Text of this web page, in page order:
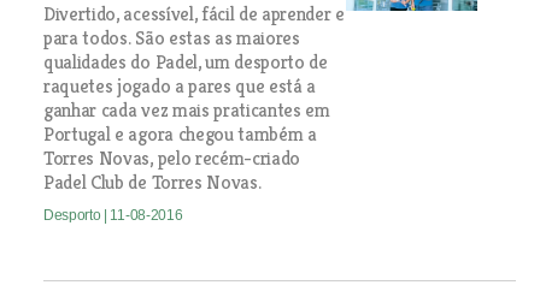
Divertido, acessível, fácil de aprender e
para todos. São estas as maiores
qualidades do Padel, um desporto de
raquetes jogado a pares que está a
ganhar cada vez mais praticantes em
Portugal e agora chegou também a
Torres Novas, pelo recém-criado
Padel Club de Torres Novas.
Desporto | 11-08-2016